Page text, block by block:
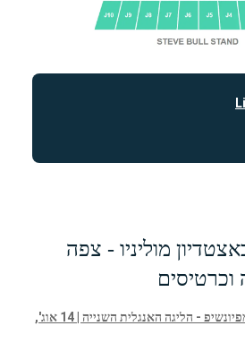
מוליניו - צפה
וכרטיסים
וולברהמפטון נגד בלקברן | צ'מפיונשיפ - הליגה האנגלית השנייה | 14 אוג',